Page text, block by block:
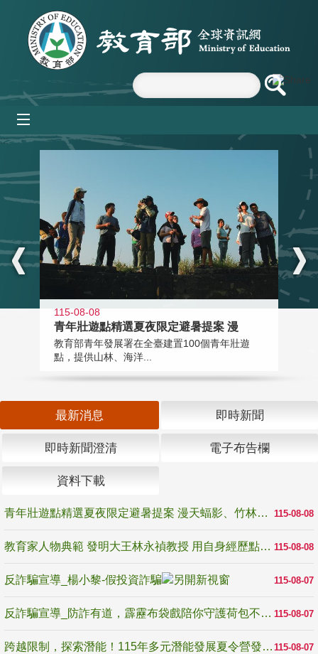
跳到主要內容區塊
:::
115-08-08
青年壯遊點精選夏夜限定避暑提案 漫
教育部青年發展署在全臺建置100個青年壯遊
點，提供山林、海洋...
最新消息 即時新聞
即時新聞澄清 電子布告欄
資料下載
115-08-08
青年壯遊點精選夏夜限定避暑提案 漫天蝠影、竹林尋蛙、茶香夜觀 邀青年暮色出發
115-08-08
教育家人物典範 發明大王林永禎教授 用自身經歷點亮學生的路
115-08-07
反詐騙宣導_楊小黎-假投資詐騙
115-08-07
反詐騙宣導_防詐有道，霹靂布袋戲陪你守護荷包不受騙
115-08-07
跨越限制，探索潛能！115年多元潛能發展夏令營發掘生命無限可能